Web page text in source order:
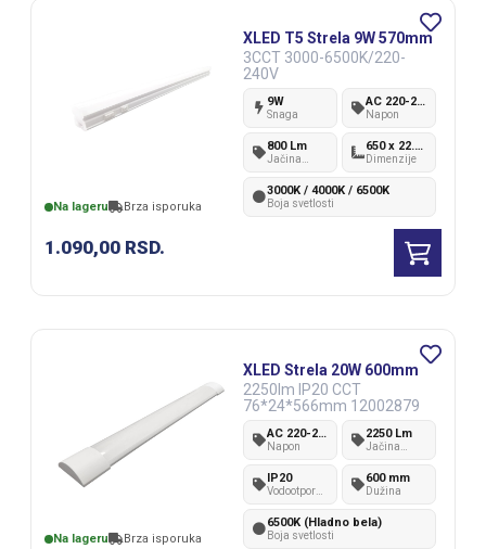
Na lageru Brza isporuka
1.090,00 RSD.
XLED T5 Strela 9W 570mm
3CCT 3000-6500K/220-
240V
9W
Snaga
AC 220-240V
Napon
800 Lm
Jačina
650 x 22.5 x 36 mm
Dimenzije
3000K / 4000K / 6500K
Boja svetlosti
Na lageru Brza isporuka
XLED Strela 20W 600mm
2250lm IP20 CCT
76*24*566mm 12002879
AC 220-240V
Napon
2250 Lm
Jačina
IP20
Vodootpornost
600 mm
Dužina
6500K (Hladno bela)
Boja svetlosti